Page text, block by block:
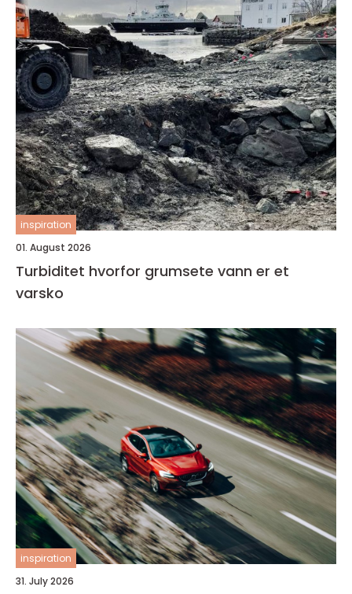
inspiration
01. August 2026
Turbiditet hvorfor grumsete vann er et
varsko
inspiration
31. July 2026